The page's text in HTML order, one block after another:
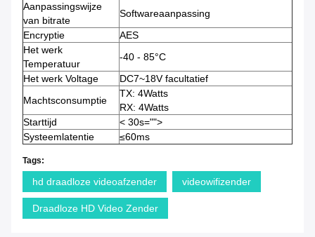
Aanpassingswijze
van bitrate
Softwareaanpassing
Encryptie
AES
Het werk
Temperatuur
-40 - 85°C
Het werk Voltage
DC7~18V facultatief
Machtsconsumptie
TX: 4Watts
RX: 4Watts
Starttijd
< 30s="">
Systeemlatentie
≤60ms
Tags:
hd draadloze videoafzender videowifizender
Draadloze HD Video Zender